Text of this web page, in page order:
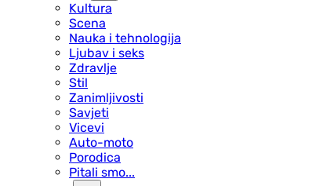
Kultura
Scena
Nauka i tehnologija
Ljubav i seks
Zdravlje
Stil
Zanimljivosti
Savjeti
Vicevi
Auto-moto
Porodica
Pitali smo...